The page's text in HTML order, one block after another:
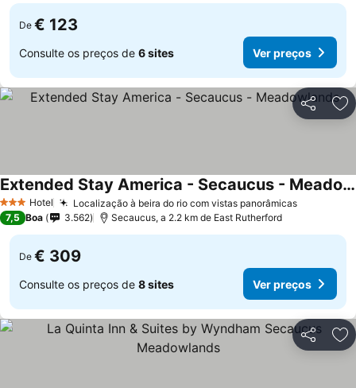
De € 123
Consulte os preços de 6 sites Ver preços
Partilhar
3 EstrelasHotel Localização à beira do rio com vistas panorâmicas
Extended Stay America - Secaucus - Meadowlands
7,5 Boa 3.562 Secaucus, a 2.2 km de East Rutherford
De € 309
Consulte os preços de 8 sites Ver preços
Partilhar